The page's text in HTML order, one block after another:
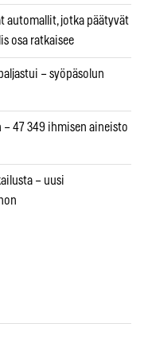
automallit, jotka päätyvät
osa ratkaisee
– syöpäsolun
47 349 ihmisen aineisto
– uusi